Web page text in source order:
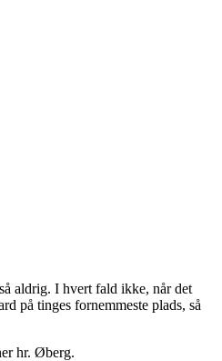
aldrig. I hvert fald ikke, når det
på tinges fornemmeste plads, så
hr. Øberg.